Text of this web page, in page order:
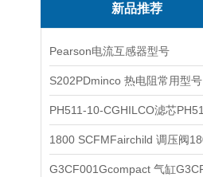
新品推荐
Pearson电流互感器型号
S202PDminco 热电阻常用型号